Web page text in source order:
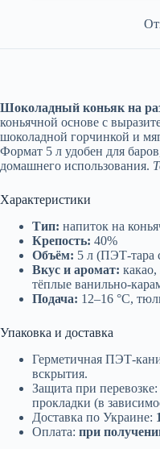
Шоколадный коньяк на
коньячной основе с
шоколадной горчинкой и
Формат 5 л удобен для
домашнего использования.
Характеристики
Тип: напиток на
Крепость: 40%
Объём: 5 л (ПЭТ-тара
Вкус и аромат:
тёплые ванильно-
Подача: 12–16 °C,
Упаковка и доставка
Герметичная ПЭТ-
вскрытия.
Защита при
прокладки (в
Доставка по Украине:
Оплата: при